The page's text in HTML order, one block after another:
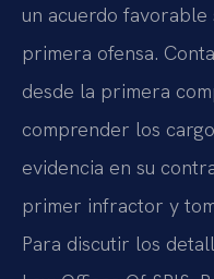
un acuerdo
primera ofensa.
desde la primera
comprender los
evidencia en su
primer infractor y
Para discutir los